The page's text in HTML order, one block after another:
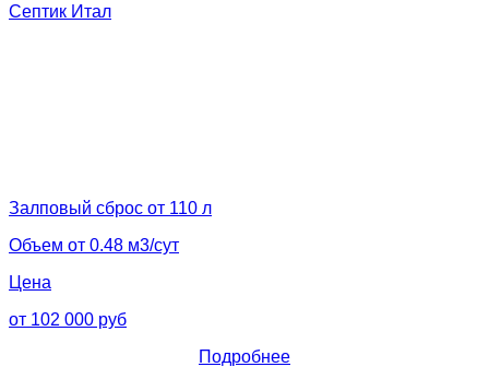
Септик Итал
Залповый сброс от 110 л
Объем от 0.48 м3/сут
Цена
от 102 000 руб
Подробнее